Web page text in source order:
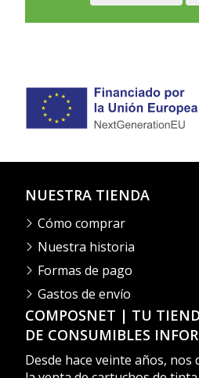
COMPOSNET | TU
DE CONSUMIBLES
Desde hace veinte años, nos
NUESTRA TIENDA
Cómo comprar
Nuestra historia
Formas de pago
Gastos de envío